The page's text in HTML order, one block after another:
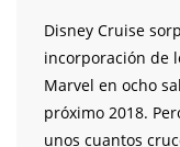
Disney Cruise
incorporación de
Marvel en ocho
próximo 2018.
unos cuantos